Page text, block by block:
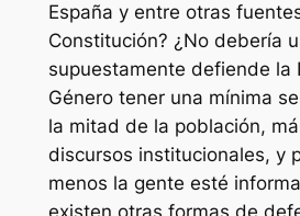
España y entre otras
Constitución? ¿No debería
supuestamente defiende la
Género tener una mínima
la mitad de la población,
discursos institucionales, y
menos la gente esté